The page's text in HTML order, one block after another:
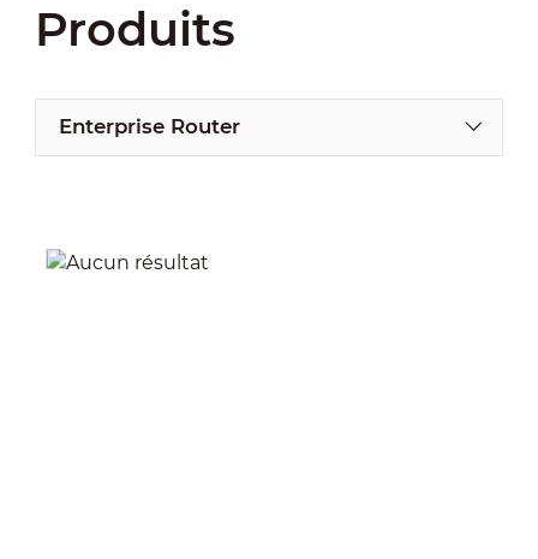
Produits
Enterprise Router